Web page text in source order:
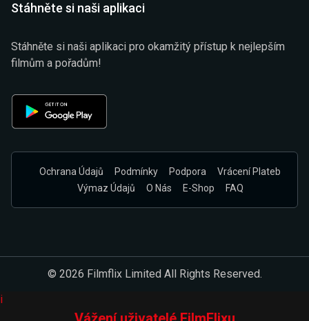
Stáhněte si naši aplikaci
Stáhněte si naši aplikaci pro okamžitý přístup k nejlepším
filmům a pořadům!
Ochrana Údajů Podmínky Podpora
Vrácení Plateb
Výmaz Údajů
O Nás E-Shop FAQ
© 2026 Filmflix Limited All Rights Reserved.
i